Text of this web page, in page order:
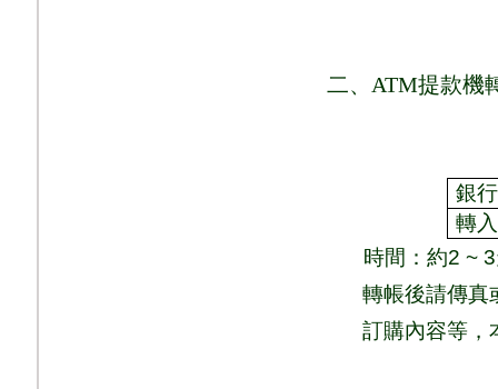
二、 ATM提款機
銀
轉
時間： 約2 ~ 3
轉帳後請傳真
訂購內容等，